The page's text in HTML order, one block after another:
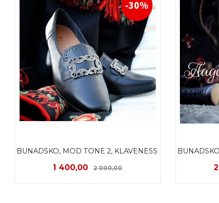
Tilbud
1 400,00 2 000,00Rabatt
-30%